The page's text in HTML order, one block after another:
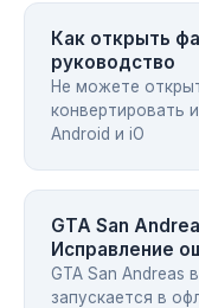
Как открыть
руководство
Не можете
конвертировать
Android и iO
GTA San
Исправление
GTA San Andreas
запускается в